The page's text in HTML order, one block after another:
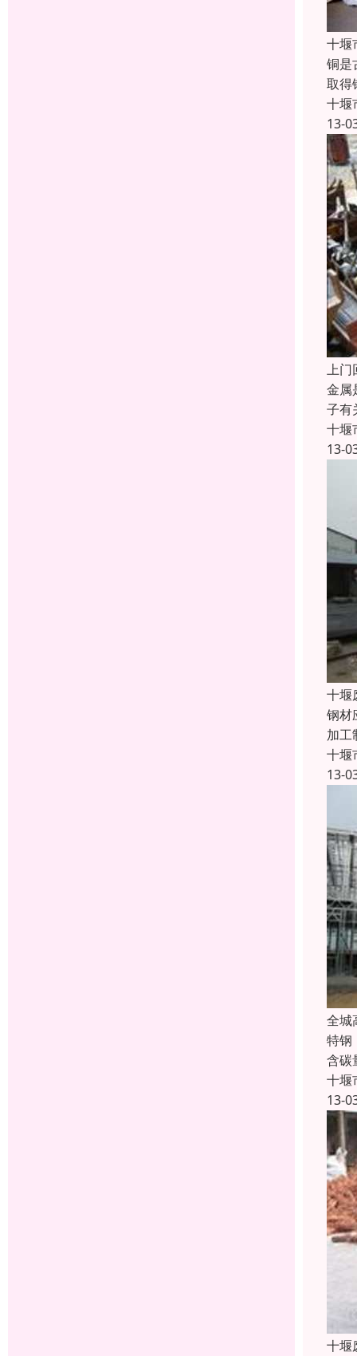
十堰
铜是
取得
十堰
13-
上门
金属
子有
十堰
13-
十堰
钢材
加工
十堰
13-
全城
特钢
含碳
十堰
13-
十堰